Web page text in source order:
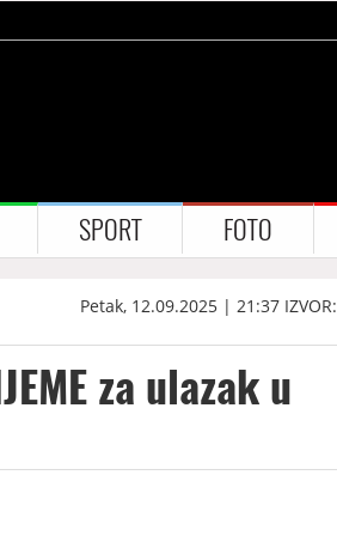
SPORT FOTO
Petak, 12.09.2025 | 21:37 IZVOR:
za ulazak u